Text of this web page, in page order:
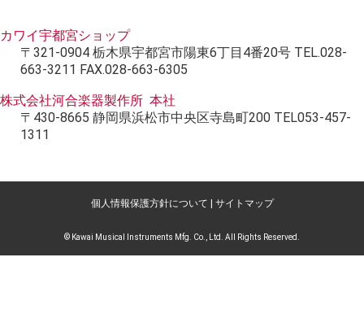
カワイ宇都宮ショップ
〒321-0904 栃木県宇都宮市陽東6丁目4番20号 TEL.028-
663-3211 FAX.028-663-6305
株式会社河合楽器製作所 本社
〒430-8665 静岡県浜松市中央区寺島町200 TEL053-457-
1311
個人情報保護方針について サイトマップ
© Kawai Musical Instruments Mfg. Co., Ltd. All Rights Reserved.